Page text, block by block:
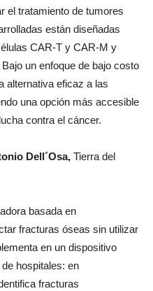
el tratamiento de tumores
están diseñadas
CAR-T y CAR-M y
un enfoque de bajo costo
alternativa eficaz a las
una opción más accesible
contra el cáncer.
Dell´Osa, Tierra del
basada en
fracturas óseas sin utilizar
en un dispositivo
hospitales: en
fracturas